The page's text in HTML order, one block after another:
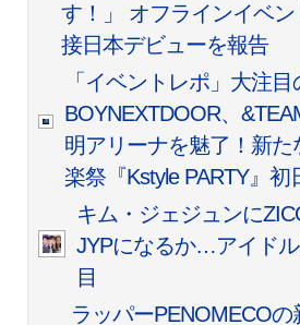
す！」 オフラインイベ
接日本デビューを報告
「イベントレポ」大注目
BOYNEXTDOOR、
明アリーナを魅了！新た
楽祭『Kstyle PARTY』初
キム・ジェジュンに
JYPになるか…アイド
目
ラッパーPENOMECOの